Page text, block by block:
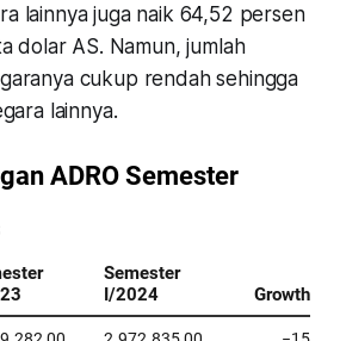
lainnya juga naik 64,52 persen
dolar AS. Namun, jumlah
cukup rendah sehingga
lainnya.